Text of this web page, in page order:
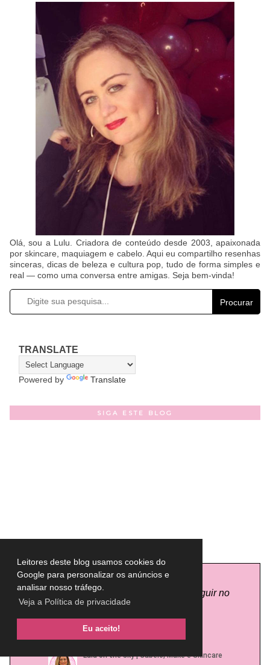
Leitores deste blog usamos cookies do
Google para personalizar os anúncios e
analisar nosso tráfego.
Veja a Política de privacidade
Eu aceito!
Olá, sou a Lulu. Criadora de conteúdo desde 2003, apaixonada
por skincare, maquiagem e cabelo. Aqui eu compartilho resenhas
sinceras, dicas de beleza e cultura pop, tudo de forma simples e
real — como uma conversa entre amigas. Seja bem-vinda!
Procurar
TRANSLATE
Powered by Translate
SIGA ESTE BLOG
Clique na imagem abaixo para me seguir no
Youtube